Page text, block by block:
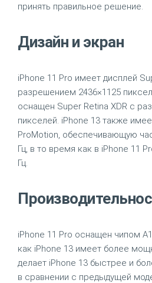
принять правильное решение.
Дизайн и экран
iPhone 11 Pro имеет дисплей
разрешением 2436×1125
оснащен Super Retina XDR с
пикселей. iPhone 13 также
ProMotion, обеспечивающую
Гц, в то время как в iPhone 11
Гц.
iPhone 11 Pro оснащен чипом
как iPhone 13 имеет более
делает iPhone 13 быстрее и
в сравнении с предыдущей